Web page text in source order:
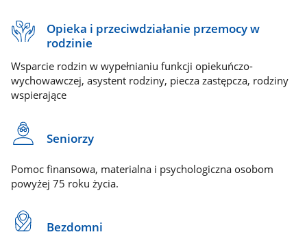
Opieka i przeciwdziałanie przemocy w
rodzinie
Wsparcie rodzin w wypełnianiu funkcji opiekuńczo-
wychowawczej, asystent rodziny, piecza zastępcza, rodziny
wspierające
Seniorzy
Pomoc finansowa, materialna i psychologiczna osobom
powyżej 75 roku życia.
Bezdomni